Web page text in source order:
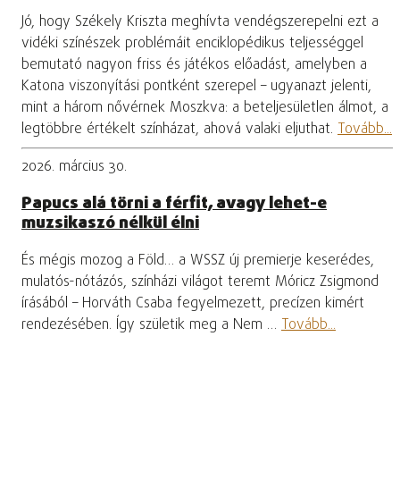
Jó, hogy Székely Kriszta meghívta vendégszerepelni ezt a
vidéki színészek problémáit enciklopédikus teljességgel
bemutató nagyon friss és játékos előadást, amelyben a
Katona viszonyítási pontként szerepel – ugyanazt jelenti,
mint a három nővérnek Moszkva: a beteljesületlen álmot, a
legtöbbre értékelt színházat, ahová valaki eljuthat. Tovább...
2026. március 30.
Papucs alá törni a férfit, avagy lehet-e
muzsikaszó nélkül élni
És mégis mozog a Föld… a WSSZ új premierje keserédes,
mulatós-nótázós, színházi világot teremt Móricz Zsigmond
írásából – Horváth Csaba fegyelmezett, precízen kimért
rendezésében. Így születik meg a Nem … Tovább...